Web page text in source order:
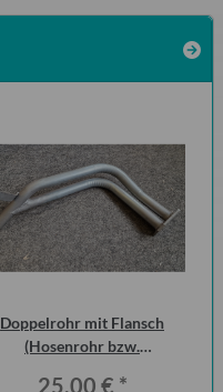
Doppelrohr mit Flansch
(Hosenrohr bzw.
25,00 € *